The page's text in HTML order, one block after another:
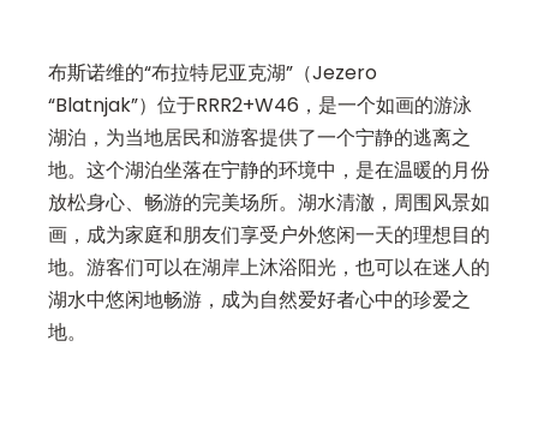
布斯诺维的“布拉特尼亚克湖”（Jezero
“Blatnjak”）位于RRR2+W46，是一个如画的游泳
湖泊，为当地居民和游客提供了一个宁静的逃离之
地。这个湖泊坐落在宁静的环境中，是在温暖的月份
放松身心、畅游的完美场所。湖水清澈，周围风景如
画，成为家庭和朋友们享受户外悠闲一天的理想目的
地。游客们可以在湖岸上沐浴阳光，也可以在迷人的
湖水中悠闲地畅游，成为自然爱好者心中的珍爱之
地。